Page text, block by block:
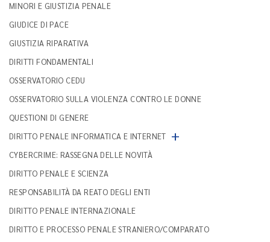
MINORI E GIUSTIZIA PENALE
GIUDICE DI PACE
GIUSTIZIA RIPARATIVA
DIRITTI FONDAMENTALI
OSSERVATORIO CEDU
OSSERVATORIO SULLA VIOLENZA CONTRO LE DONNE
QUESTIONI DI GENERE
DIRITTO PENALE INFORMATICA E INTERNET +
CYBERCRIME: RASSEGNA DELLE NOVITÀ
DIRITTO PENALE E SCIENZA
RESPONSABILITÀ DA REATO DEGLI ENTI
DIRITTO PENALE INTERNAZIONALE
DIRITTO E PROCESSO PENALE STRANIERO/COMPARATO